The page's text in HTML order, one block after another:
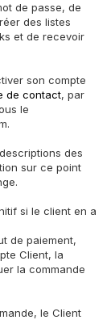
de passe, de
des listes
et de recevoir
son compte
de contact, par
le
des
sur ce point
si le client en a
de paiement,
Client, la
la commande
le Client